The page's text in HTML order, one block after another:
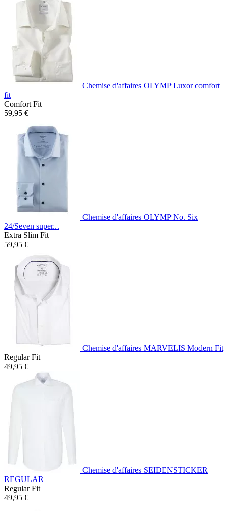
Chemise d'affaires OLYMP Luxor comfort
fit
Comfort Fit
59,95 €
Chemise d'affaires OLYMP No. Six
24/Seven super...
Extra Slim Fit
59,95 €
Chemise d'affaires MARVELIS Modern Fit
Regular Fit
49,95 €
Chemise d'affaires SEIDENSTICKER
REGULAR
Regular Fit
49,95 €